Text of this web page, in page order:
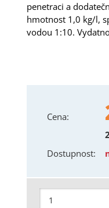
penetraci a
hmotnost 1,0 kg/l,
vodou 1:10.
Cena:
Dostupnost: